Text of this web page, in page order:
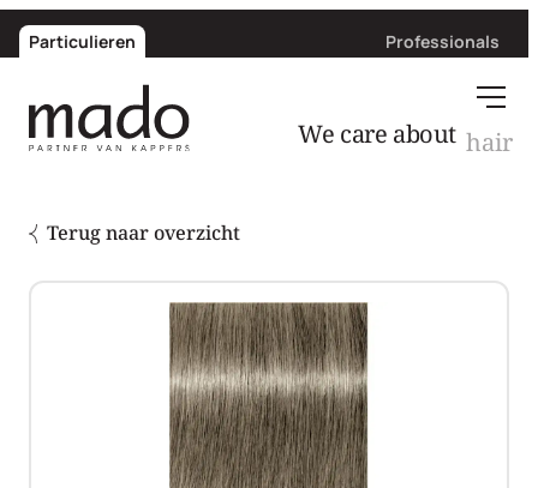
Particulieren Professionals
We care about hair
Terug naar overzicht